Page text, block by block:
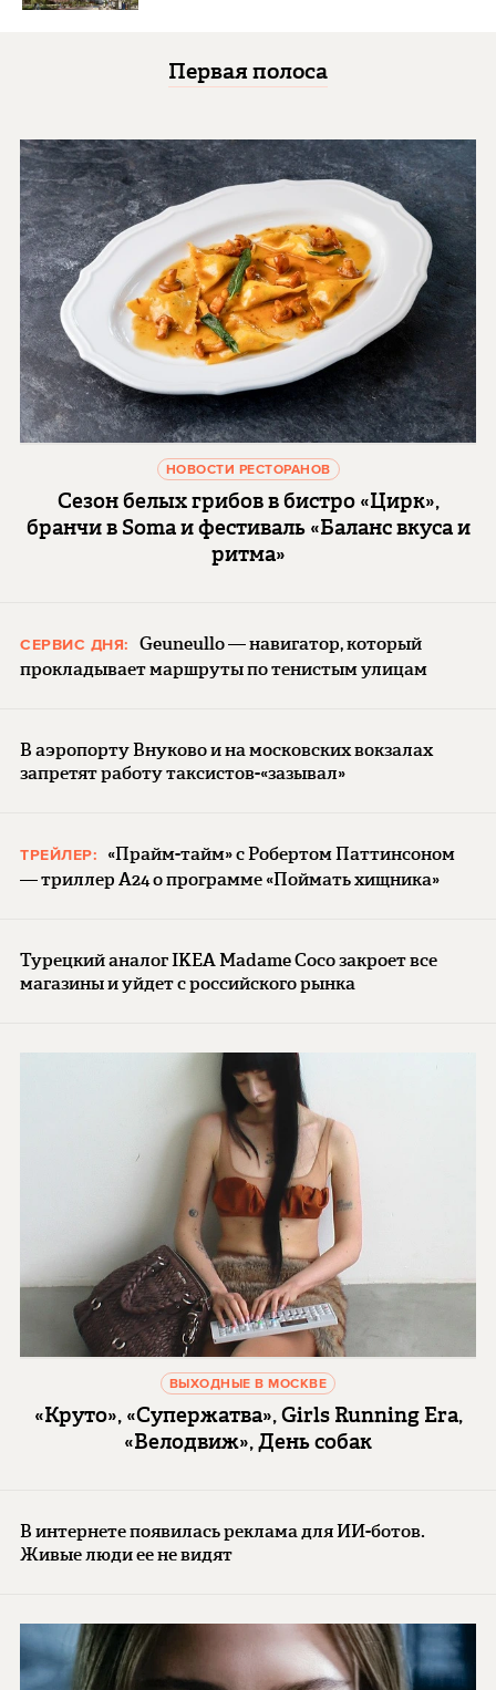
Первая полоса
НОВОСТИ РЕСТОРАНОВ
Сезон белых грибов в бистро «Цирк»,
бранчи в Soma и фестиваль «Баланс вкуса и
ритма»
СЕРВИС ДНЯ:
Geuneullo — навигатор, который
прокладывает маршруты по тенистым улицам
В аэропорту Внуково и на московских вокзалах
запретят работу таксистов-«зазывал»
ТРЕЙЛЕР:
«Прайм-тайм» с Робертом Паттинсоном
— триллер A24 о программе «Поймать хищника»
Турецкий аналог IKEA Madame Coco закроет все
магазины и уйдет с российского рынка
ВЫХОДНЫЕ В МОСКВЕ
«Круто», «Супержатва», Girls Running Era,
«Велодвиж», День собак
В интернете появилась реклама для ИИ-ботов.
Живые люди ее не видят